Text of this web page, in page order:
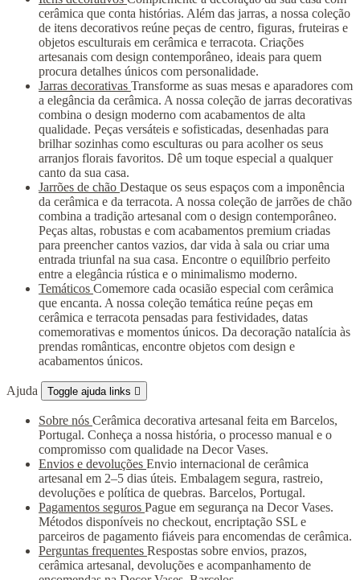
cerâmica que conta histórias. Além das jarras, a nossa coleção
de itens decorativos reúne peças de centro, figuras, fruteiras e
objetos esculturais em cerâmica e terracota. Criações
artesanais com design contemporâneo, ideais para quem
procura detalhes únicos com personalidade.
Jarras decorativas Transforme as suas mesas e aparadores com
a elegância da cerâmica. A nossa coleção de jarras decorativas
combina o design moderno com acabamentos de alta
qualidade. Peças versáteis e sofisticadas, desenhadas para
brilhar sozinhas como esculturas ou para acolher os seus
arranjos florais favoritos. Dê um toque especial a qualquer
canto da sua casa.
Jarrões de chão Destaque os seus espaços com a imponência
da cerâmica e da terracota. A nossa coleção de jarrões de chão
combina a tradição artesanal com o design contemporâneo.
Peças altas, robustas e com acabamentos premium criadas
para preencher cantos vazios, dar vida à sala ou criar uma
entrada triunfal na sua casa. Encontre o equilíbrio perfeito
entre a elegância rústica e o minimalismo moderno.
Temáticos Comemore cada ocasião especial com cerâmica
que encanta. A nossa coleção temática reúne peças em
cerâmica e terracota pensadas para festividades, datas
comemorativas e momentos únicos. Da decoração natalícia às
prendas românticas, encontre objetos com design e
acabamentos únicos.
Ajuda Toggle ajuda links 
Sobre nós Cerâmica decorativa artesanal feita em Barcelos,
Portugal. Conheça a nossa história, o processo manual e o
compromisso com qualidade na Decor Vases.
Envios e devoluções Envio internacional de cerâmica
artesanal em 2–5 dias úteis. Embalagem segura, rastreio,
devoluções e política de quebras. Barcelos, Portugal.
Pagamentos seguros Pague em segurança na Decor Vases.
Métodos disponíveis no checkout, encriptação SSL e
parceiros de pagamento fiáveis para encomendas de cerâmica.
Perguntas frequentes Respostas sobre envios, prazos,
cerâmica artesanal, devoluções e acompanhamento de